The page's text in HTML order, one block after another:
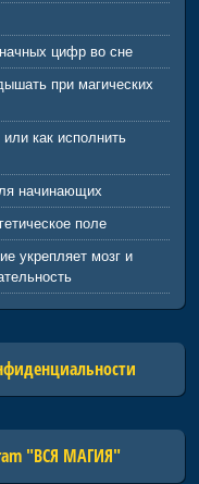
цифр во сне
при магических
как исполнить
начинающих
поле
укрепляет мозг и
"ВСЯ МАГИЯ"